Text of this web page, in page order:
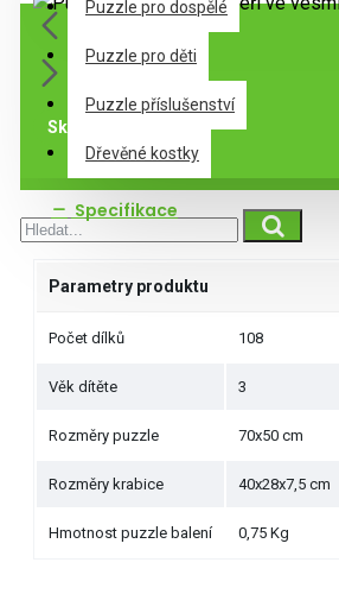
Puzzle pro dospělé
Puzzle pro děti
Puzzle příslušenství
Dřevěné kostky
Skladem
Specifikace
Parametry produktu
Počet dílků 108
Věk dítěte 3
Rozměry puzzle 70x50 cm
Rozměry krabice 40x28x7,5 cm
Hmotnost puzzle balení 0,75 Kg